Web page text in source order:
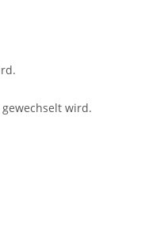
wird.